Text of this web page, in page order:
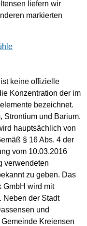
liefern wir
markierten
ist keine offizielle
Konzentration der im
bezeichnet.
Strontium und Barium.
hauptsächlich von
§ 16 Abs. 4 der
vom 10.03.2016
verwendeten
zu geben. Das
GmbH wird mit
Neben der Stadt
und
Kreiensen